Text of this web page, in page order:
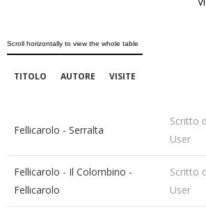
TITOLO AUTORE VISITE
Fellicarolo - Serralta
Scritto
User
Fellicarolo - Il Colombino -
Fellicarolo
Scritto
User